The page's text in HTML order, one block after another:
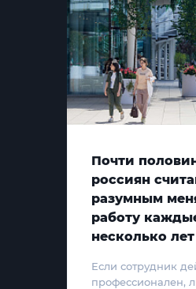
Почти
россиян
разумным
работу
несколько лет
Если сотрудник
профессионален,